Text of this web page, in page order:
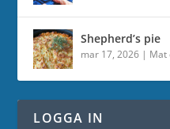
Shepherd’s pie
mar 17, 2026 | Mat
LOGGA IN